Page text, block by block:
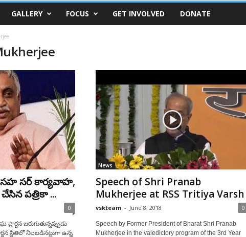
GALLERY FOCUS GET INVOLVED DONATE
సర్ కార్యవాహ,
పత్రికా ...
0
జరుగుతున్నప్పుడు
స్థితిలో నిలబడినట్లుగా ఉన్న
News
Speech of Shri Pranab
Mukherjee at RSS Tritiya Varsh
vskteam - June 8, 2018 0
Speech by Former President of Bharat Shri Pranab
Mukherjee in the valedictory program of the 3rd Year